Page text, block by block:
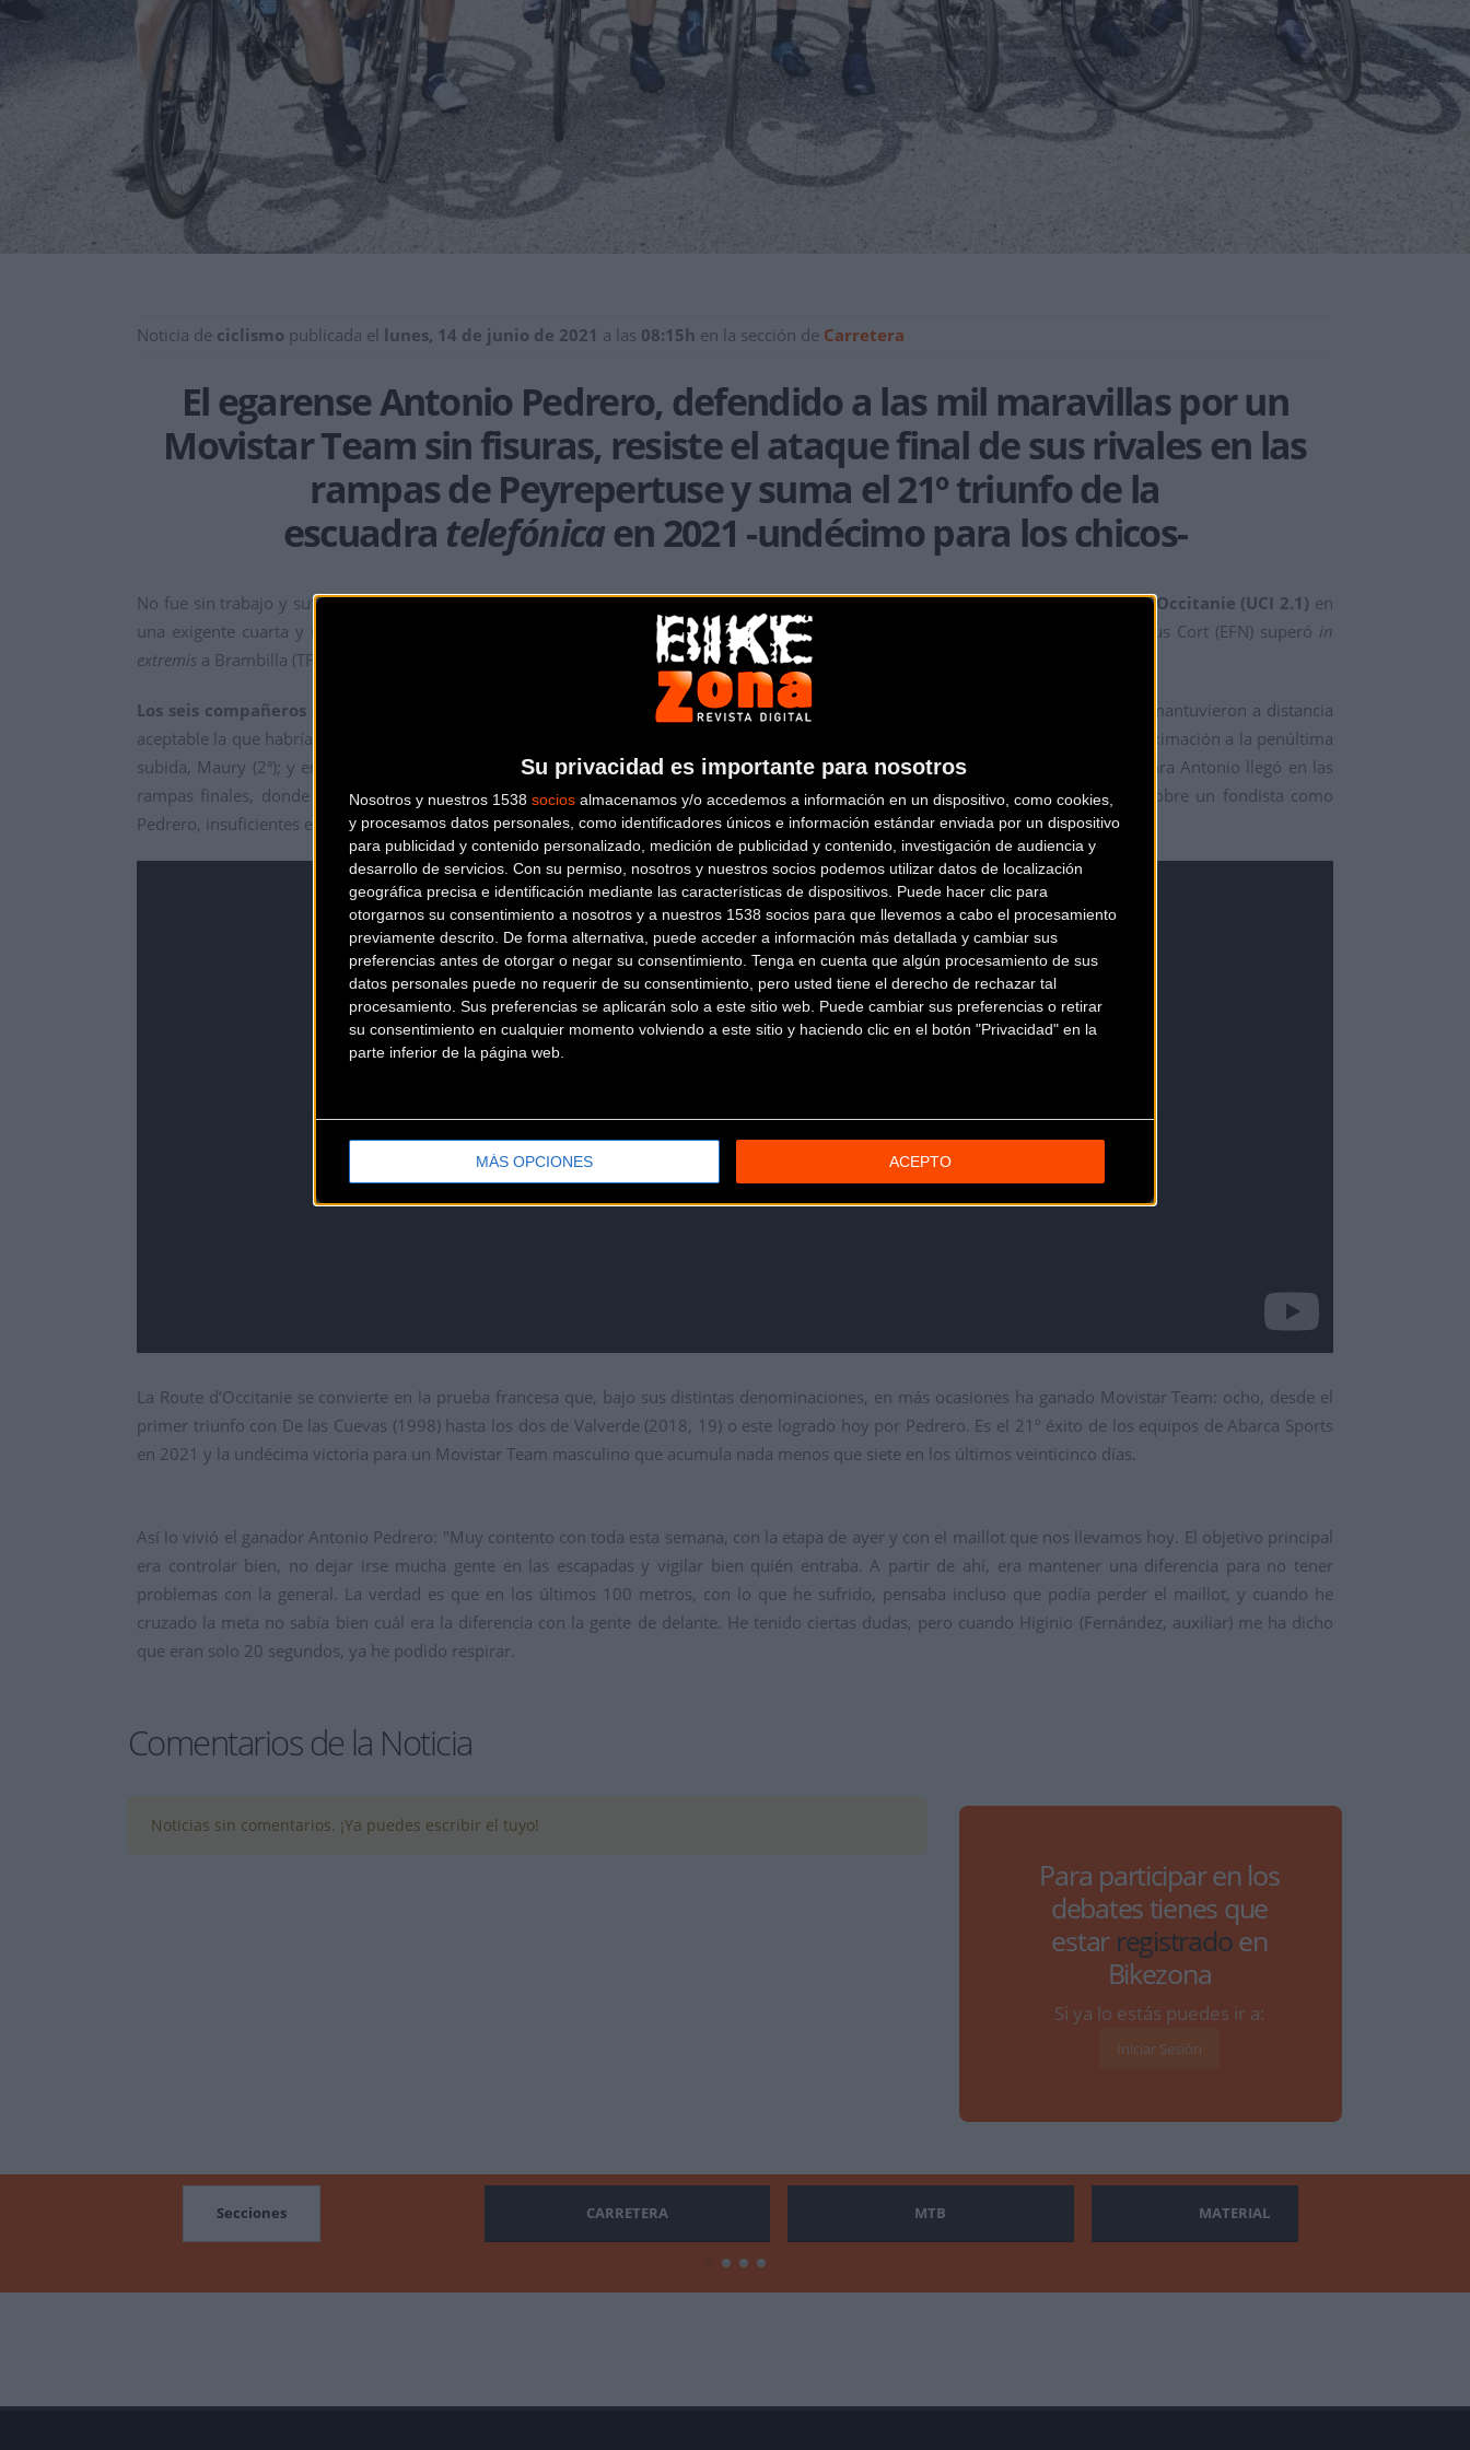
Su privacidad es importante para nosotros
Nosotros y nuestros 1538 socios almacenamos y/o accedemos a información en un dispositivo, como cookies,
y procesamos datos personales, como identificadores únicos e información estándar enviada por un dispositivo
para publicidad y contenido personalizado, medición de publicidad y contenido, investigación de audiencia y
desarrollo de servicios. Con su permiso, nosotros y nuestros socios podemos utilizar datos de localización
geográfica precisa e identificación mediante las características de dispositivos. Puede hacer clic para
otorgarnos su consentimiento a nosotros y a nuestros 1538 socios para que llevemos a cabo el procesamiento
previamente descrito. De forma alternativa, puede acceder a información más detallada y cambiar sus
preferencias antes de otorgar o negar su consentimiento. Tenga en cuenta que algún procesamiento de sus
datos personales puede no requerir de su consentimiento, pero usted tiene el derecho de rechazar tal
procesamiento. Sus preferencias se aplicarán solo a este sitio web. Puede cambiar sus preferencias o retirar
su consentimiento en cualquier momento volviendo a este sitio y haciendo clic en el botón "Privacidad" en la
parte inferior de la página web.
MÁS OPCIONES ACEPTO
Noticia de ciclismo publicada el lunes, 14 de junio de 2021 a las 08:15h en la sección de Carretera
El egarense Antonio Pedrero, defendido a las mil maravillas por un
Movistar Team sin fisuras, resiste el ataque final de sus rivales en las
rampas de Peyrepertuse y suma el 21º triunfo de la
escuadra telefónicaen 2021 -undécimo para los chicos-
No fue sin trabajo y sufrimiento.Antonio Pedrero y Movistar Team certificaron su éxito final en la 45ª edición de la Route d Occitanie (UCI 2.1) en
una exigente cuarta y última jornada, con llegada en las durísimas rampas del castillo de Peyrepertuse (1ª categoría), donde Magnus Cort (EFN) superó in
extremis a Brambilla (TFS) para llevarse el triunfo final.
Los seis compañeros de Pedrero trabajaron de manera exquisita durante todo el día.
mantuvieron a distancia
aceptable la que habría de ser la fuga vencedora;
llevaron bien situados a sus compañeros en la aproximación a la penúltima
subida, Maury (2ª); y en los últimos puertos,
Lluís Mas y Gregor Mühlbergerremataron la faena de grupo. El único gran apuro para Antonio llegó en las
rampas finales, donde la mayor explosividad de Herrada (COF) y Rodríguez (APT) les permitió sumar una veintena de segundos sobre un fondista como
Pedrero, insuficientes en cualquier caso para privarle del éxito final.
La Route d’Occitanie se convierte en la prueba francesa que, bajo sus distintas denominaciones, en más ocasiones ha ganado Movistar Team: ocho, desde el
primer triunfo con De las Cuevas (1998) hasta los dos de Valverde (2018, 19) o este logrado hoy por Pedrero. Es el 21º éxito de los equipos de Abarca Sports
en 2021 y la undécima victoria para un Movistar Team masculino que acumula nada menos que siete en los últimos veinticinco días.
Así lo vivió el ganador Antonio Pedrero: "Muy contento con toda esta semana, con la etapa de ayer y con el maillot que nos llevamos hoy. El objetivo principal
era controlar bien, no dejar irse mucha gente en las escapadas y vigilar bien quién entraba. A partir de ahí, era mantener una diferencia para no tener
problemas con la general. La verdad es que en los últimos 100 metros, con lo que he sufrido, pensaba incluso que podía perder el maillot, y cuando he
cruzado la meta no sabía bien cuál era la diferencia con la gente de delante. He tenido ciertas dudas, pero cuando Higinio (Fernández, auxiliar) me ha dicho
que eran solo 20 segundos, ya he podido respirar.
Comentarios de la Noticia
Noticias sin comentarios. ¡Ya puedes escribir el tuyo!
Para participar en los
debates tienes que
estar registradoen
Bikezona
Si ya lo estás puedes ir a:
Iniciar Sesión
Secciones CARRETERA MTB MATERIAL